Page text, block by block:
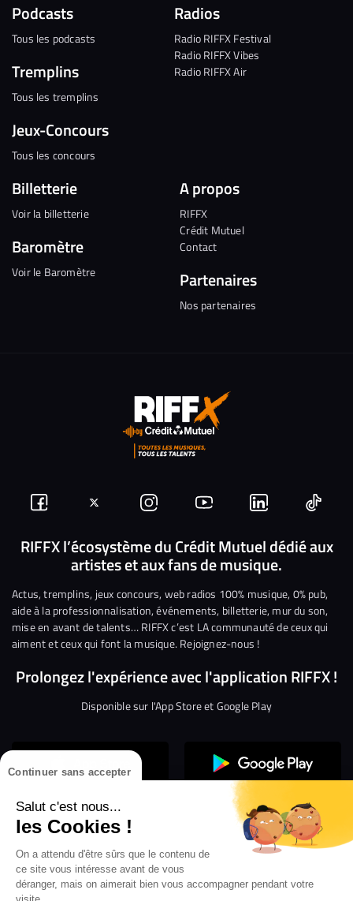
Continuer sans accepter
Salut c'est nous...
les Cookies !
On a attendu d'être sûrs que le contenu de
ce site vous intéresse avant de vous
déranger, mais on aimerait bien vous accompagner pendant votre
Podcasts
Tous les podcasts
Tremplins
Tous les tremplins
Jeux-Concours
Tous les concours
Radios
Radio RIFFX Festival
Radio RIFFX Vibes
Radio RIFFX Air
Billetterie
Voir la billetterie
Baromètre
Voir le Baromètre
A propos
RIFFX
Crédit Mutuel
Contact
Partenaires
Nos partenaires
Suivez-
nous
Facebook
Suivez-
nous
sur
Twitter
Nous
rejoindre
sur
Instagram
Nous
rejoindre
sur
YouTube
Nous
rejoindre
sur
Linkedin
Nous
RIFFX l’écosystème du Crédit Mutuel dédié aux
artistes et aux fans de musique.
Actus, tremplins, jeux concours, web radios 100% musique, 0% pub,
aide à la professionnalisation, événements, billetterie, mur du son,
mise en avant de talents… RIFFX c’est LA communauté de ceux qui
aiment et ceux qui font la musique. Rejoignez-nous !
Prolongez l'expérience avec l'application RIFFX !
Disponible sur l'App Store et Google Play
Confidentialité
Gestion des cookies
Conditions générales d’utilisation
Mentions légales